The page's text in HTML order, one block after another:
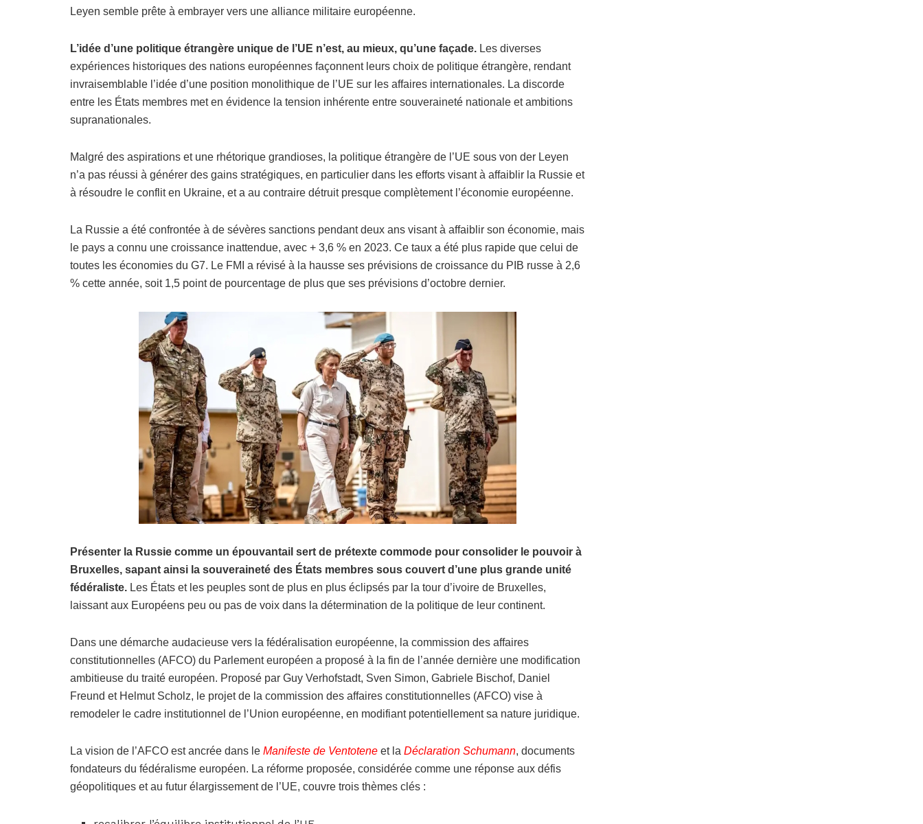
Leyen semble prête à embrayer vers une alliance militaire européenne.
L’idée d’une politique étrangère unique de l’UE n’est, au mieux, qu’une façade. Les diverses
expériences historiques des nations européennes façonnent leurs choix de politique étrangère, rendant
invraisemblable l’idée d’une position monolithique de l’UE sur les affaires internationales. La discorde
entre les États membres met en évidence la tension inhérente entre souveraineté nationale et ambitions
supranationales.
Malgré des aspirations et une rhétorique grandioses, la politique étrangère de l’UE sous von der Leyen
n’a pas réussi à générer des gains stratégiques, en particulier dans les efforts visant à affaiblir la Russie et
à résoudre le conflit en Ukraine, et a au contraire détruit presque complètement l’économie européenne.
La Russie a été confrontée à de sévères sanctions pendant deux ans visant à affaiblir son économie, mais
le pays a connu une croissance inattendue, avec + 3,6 % en 2023. Ce taux a été plus rapide que celui de
toutes les économies du G7. Le FMI a révisé à la hausse ses prévisions de croissance du PIB russe à 2,6
% cette année, soit 1,5 point de pourcentage de plus que ses prévisions d’octobre dernier.
Présenter la Russie comme un épouvantail sert de prétexte commode pour consolider le pouvoir à
Bruxelles, sapant ainsi la souveraineté des États membres sous couvert d’une plus grande unité
fédéraliste. Les États et les peuples sont de plus en plus éclipsés par la tour d’ivoire de Bruxelles,
laissant aux Européens peu ou pas de voix dans la détermination de la politique de leur continent.
Dans une démarche audacieuse vers la fédéralisation européenne, la commission des affaires
constitutionnelles (AFCO) du Parlement européen a proposé à la fin de l’année dernière une modification
ambitieuse du traité européen. Proposé par Guy Verhofstadt, Sven Simon, Gabriele Bischof, Daniel
Freund et Helmut Scholz, le projet de la commission des affaires constitutionnelles (AFCO) vise à
remodeler le cadre institutionnel de l’Union européenne, en modifiant potentiellement sa nature juridique.
La vision de l’AFCO est ancrée dans le Manifeste de Ventotene et la Déclaration Schumann, documents
fondateurs du fédéralisme européen. La réforme proposée, considérée comme une réponse aux défis
géopolitiques et au futur élargissement de l’UE, couvre trois thèmes clés :